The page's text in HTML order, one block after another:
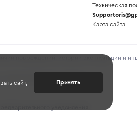
Техническая
Карта сайта
повреждений, истории эксплуатации и
предоставленной продавцом.
уведомления.
сайт,
Принять